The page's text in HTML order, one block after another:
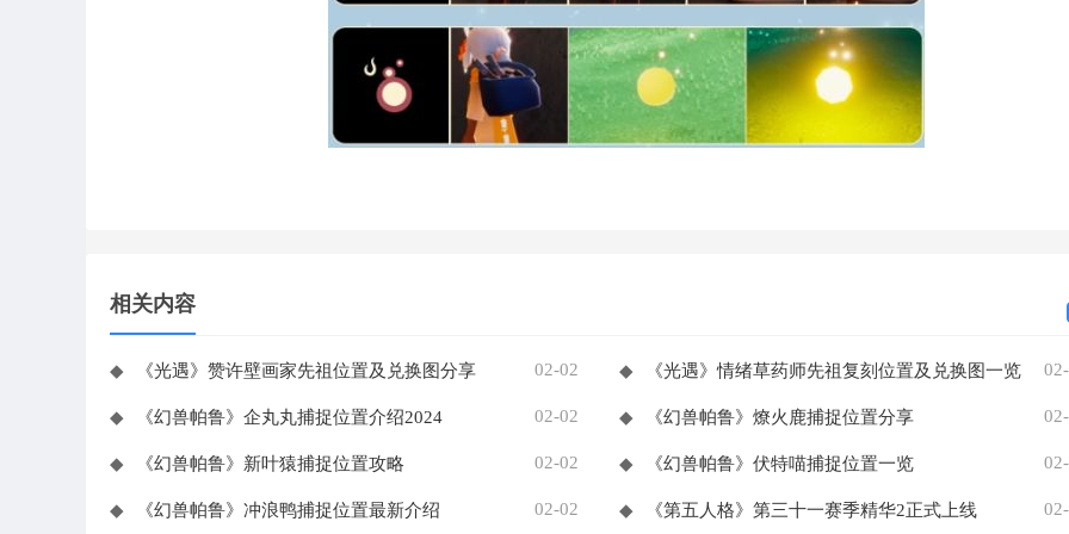
相关内容
◆ 《光遇》赞许壁画家先祖位置及兑换图分享 02-02 ◆ 《光遇》情绪草药师先祖复刻位置及兑换图一览
◆ 《幻兽帕鲁》企丸丸捕捉位置介绍2024 02-02 ◆ 《幻兽帕鲁》燎火鹿捕捉位置分享
◆ 《幻兽帕鲁》新叶猿捕捉位置攻略 02-02 ◆ 《幻兽帕鲁》伏特喵捕捉位置一览
◆ 《幻兽帕鲁》冲浪鸭捕捉位置最新介绍 02-02 ◆ 《第五人格》第三十一赛季精华2正式上线